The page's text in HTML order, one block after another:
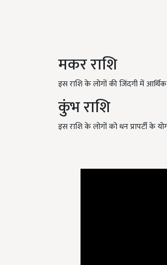
मकर राशि
इस राशि के लोगों की जिंदगी में
कुंभ राशि
इस राशि के लोगों को धन प्रापर्टी